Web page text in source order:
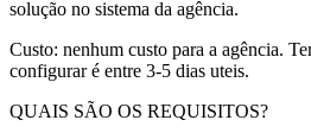
solução no sistema da agência.
Custo: nenhum custo para a agência.
configurar é entre 3-5 dias uteis.
QUAIS SÃO OS REQUISITOS?